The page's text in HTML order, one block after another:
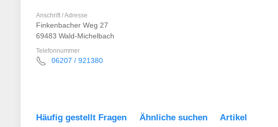
Anschrift / Adresse
Finkenbacher Weg 27
69483 Wald-Michelbach
Telefonnummer
06207 / 921380
Häufig gestellt Fragen Ähnliche suchen Artikel